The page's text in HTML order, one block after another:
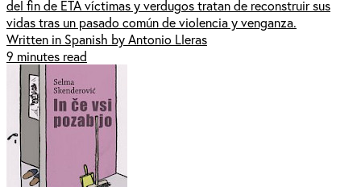
del fin de ETA víctimas y verdugos tratan de reconstruir sus
vidas tras un pasado común de violencia y venganza.
Written in Spanish by Antonio Lleras
9 minutes read